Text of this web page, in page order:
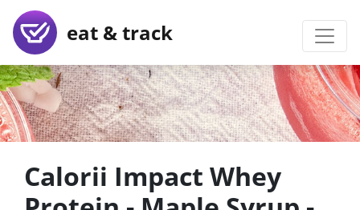
eat & track
Calorii Impact Whey